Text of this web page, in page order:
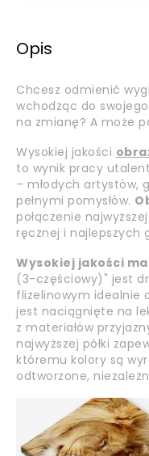
Opis
Chcesz odmienić
wchodząc do
na zmianę? A może
Wysokiej jakości
to wynik pracy
– młodych artystów,
pełnymi pomysłów.
połączenie
ręcznej i najlepszych
Wysokiej jakości
(3-częściowy)" jest
flizelinowym idealnie
jest naciągnięte na
z materiałów
najwyższej półki
któremu kolory są
odtworzone,